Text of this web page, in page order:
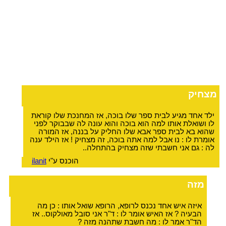
מצחיק
ילד אחד מגיע לבית ספר שלו בוכה, אז המחנכת שלו קוראת
לו ושואלת אותו למה הוא בוכה והוא עונה לה שבבוקר לפני
שהוא בא לבית ספר אבא שלו החליק על בננה, אז המורה
אומרת לו : נו אבל למה אתה בוכה, זה מצחיק ! אז הילד ענה
לה : גם אני חשבתי שזה מצחיק בהתחלה..
הוכנס ע"יilanit
מזה
איזה איש אחד נכנס לרופא, הרופא שואל אותו : כן מה
הבעיה ? אז האיש אומר לו : ד"ר אני סובל מאולקוס.. אז
הד"ר אמר לו : מה חשבת שתהנה מזה ?